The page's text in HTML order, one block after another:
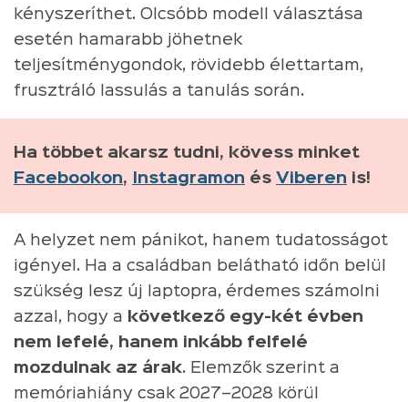
kényszeríthet. Olcsóbb modell választása
esetén hamarabb jöhetnek
teljesítménygondok, rövidebb élettartam,
frusztráló lassulás a tanulás során.
Ha többet akarsz tudni, kövess minket
Facebookon, Instagramon és Viberen is!
A helyzet nem pánikot, hanem tudatosságot
igényel. Ha a családban belátható időn belül
szükség lesz új laptopra, érdemes számolni
azzal, hogy a
következő egy-két évben
nem lefelé, hanem inkább felfelé
mozdulnak az árak. Elemzők szerint a
memóriahiány csak 2027–2028 körül